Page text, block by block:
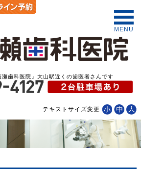
歯科医院』大山駅近くの歯医者さんです
テキストサイズ変更
MENU